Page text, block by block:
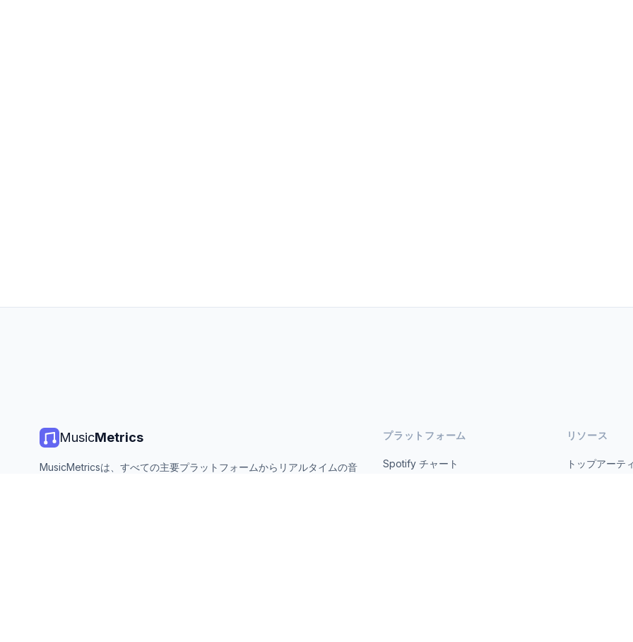
MusicMetrics
MusicMetricsは、すべての主要プラットフォームからリアルタイムの音
プラットフォーム
Spotify チャート
リソース
トップアーテ